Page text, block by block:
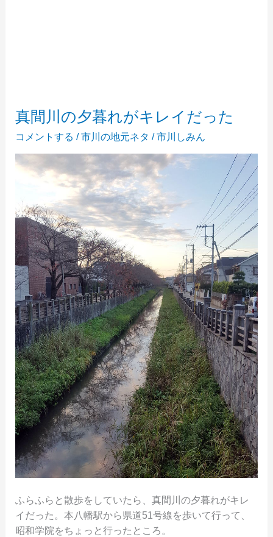
真間川の夕暮れがキレイだった
コメントする /市川の地元ネタ /市川しみん
ふらふらと散歩をしていたら、真間川の夕暮れがキレ
イだった。本八幡駅から県道51号線を歩いて行って、
昭和学院をちょっと行ったところ。